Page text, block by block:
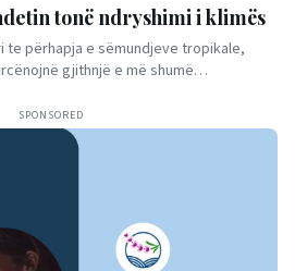
tonë ndryshimi i klimës
te përhapja e sëmundjeve tropikale,
gjithnjë e më shumë…
SPONSORED